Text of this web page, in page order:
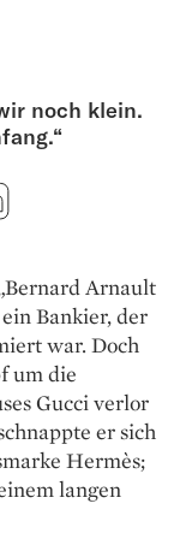
noch klein.
Arnault
Bankier, der
war. Doch
um die
Gucci verlor
er sich
Hermès;
langen